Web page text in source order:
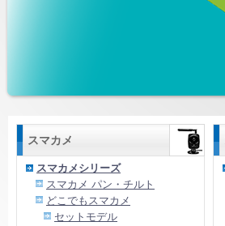
スマカメ
スマカメシリーズ
スマカメ パン・チルト
どこでもスマカメ
セットモデル